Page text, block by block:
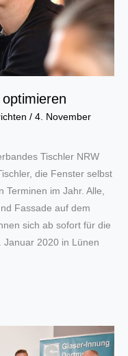
/ 4. November
Tischler NRW
die Fenster selbst
im Jahr. Alle,
Fassade auf dem
sich ab sofort für die
Januar 2020 in Lünen